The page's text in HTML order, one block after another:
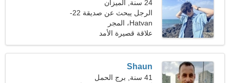
24 سنة, الميزان
الرجل يبحث عن صديقة 22-
29
Hatvan، المجر
علاقة قصيرة الأمد
Shaun
41 سنة, برج الحمل